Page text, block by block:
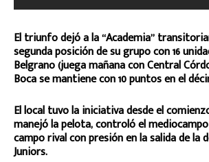
El triunfo dejó a la “Academia”
segunda posición de su grupo con 16
Belgrano (juega mañana con Central
Boca se mantiene con 10 puntos en el
El local tuvo la iniciativa desde el
manejó la pelota, controló el
campo rival con presión en la salida de la
Juniors.